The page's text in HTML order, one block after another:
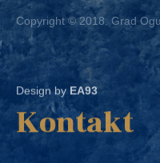
Design by EA93
Kontakt
Ured: Ulica B.Frankopana